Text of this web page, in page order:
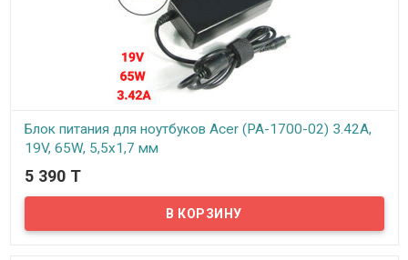
Блок питания для ноутбуков Acer (PA-1700-02) 3.42A,
19V, 65W, 5,5x1,7 мм
В наличии
Надёжный сетевой блок питания на 220 вольт для вашего
ноутбука Acer. Блок питания рассчитан на напряжение: 19В и силу
тока 3.42А
5 390 T